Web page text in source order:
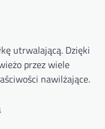
utrwalającą. Dzięki
przez wiele
nawilżające.